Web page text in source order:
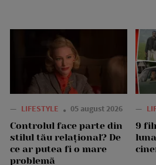
— LIFESTYLE 05 august 2026
Controlul face parte din
stilul tău relațional? De
ce ar putea fi o mare
problemă
—
9